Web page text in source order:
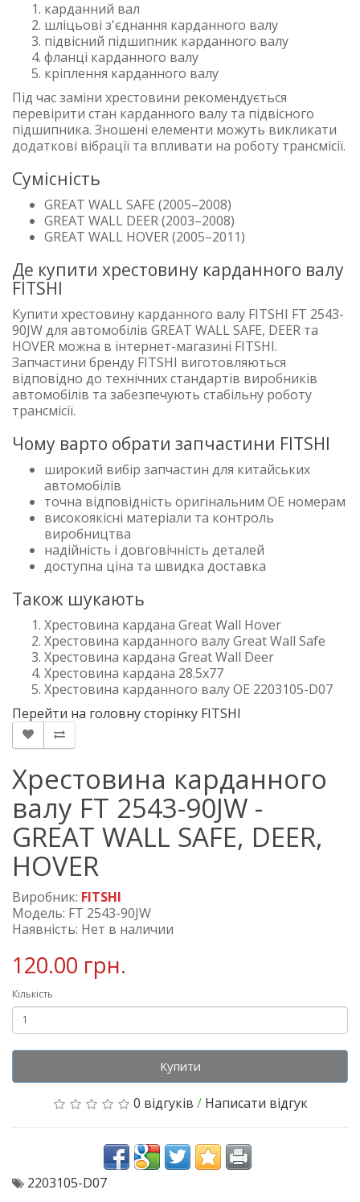
карданний вал
шліцьові з'єднання карданного валу
підвісний підшипник карданного валу
фланці карданного валу
кріплення карданного валу
Під час заміни хрестовини рекомендується
перевірити стан карданного валу та підвісного
підшипника. Зношені елементи можуть викликати
додаткові вібрації та впливати на роботу трансмісії.
Сумісність
GREAT WALL SAFE (2005–2008)
GREAT WALL DEER (2003–2008)
GREAT WALL HOVER (2005–2011)
Де купити хрестовину карданного валу
FITSHI
Купити хрестовину карданного валу FITSHI FT 2543-
90JW для автомобілів GREAT WALL SAFE, DEER та
HOVER можна в інтернет-магазині FITSHI.
Запчастини бренду FITSHI виготовляються
відповідно до технічних стандартів виробників
автомобілів та забезпечують стабільну роботу
трансмісії.
Чому варто обрати запчастини FITSHI
широкий вибір запчастин для китайських
автомобілів
точна відповідність оригінальним OE номерам
високоякісні матеріали та контроль
виробництва
надійність і довговічність деталей
доступна ціна та швидка доставка
Також шукають
Хрестовина кардана Great Wall Hover
Хрестовина карданного валу Great Wall Safe
Хрестовина кардана Great Wall Deer
Хрестовина кардана 28.5x77
Хрестовина карданного валу OE 2203105-D07
Перейти на головну сторінку FITSHI
Хрестовина карданного
валу FT 2543-90JW -
GREAT WALL SAFE, DEER,
HOVER
Виробник: FITSHI
Модель: FT 2543-90JW
Наявність: Нет в наличии
120.00 грн.
Кількість
Купити
0 відгуків / Написати відгук
2203105-D07